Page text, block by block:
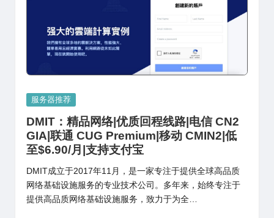
Posted
服务器推荐
DMIT：精品网络|优质回程线路|电信 CN2
GIA|联通 CUG Premium|移动 CMIN2|低
至$6.90/月|支持支付宝
DMIT成立于2017年11月，是一家专注于提供全球高品质
网络基础设施服务的专业技术公司。多年来，始终专注于
提供高品质网络基础设施服务，致力于为全…